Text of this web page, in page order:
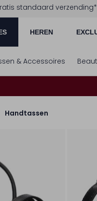
standaard verzending*
HEREN
& Accessoires
Handtassen